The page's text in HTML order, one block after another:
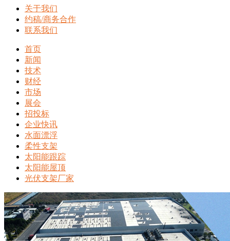
关于我们
约稿/商务合作
联系我们
首页
新闻
技术
财经
市场
展会
招投标
企业快讯
水面漂浮
柔性支架
太阳能跟踪
太阳能屋顶
光伏支架厂家